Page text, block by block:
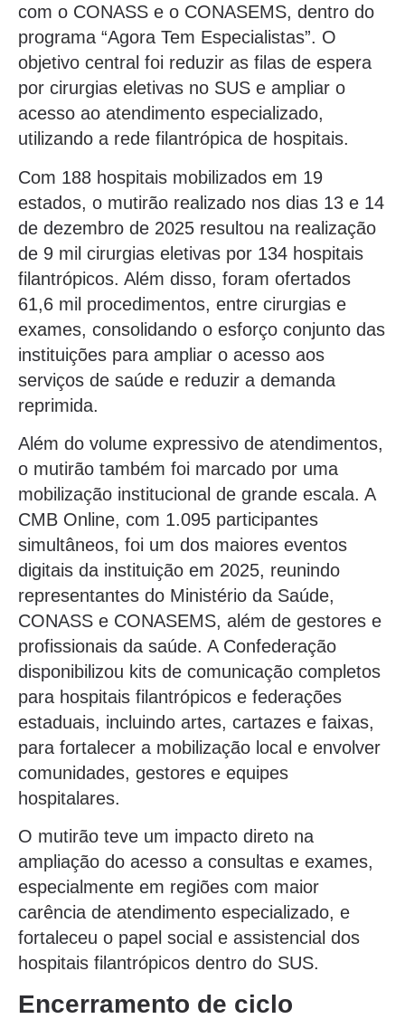
com o CONASS e o CONASEMS, dentro do
programa “Agora Tem Especialistas”. O
objetivo central foi reduzir as filas de espera
por cirurgias eletivas no SUS e ampliar o
acesso ao atendimento especializado,
utilizando a rede filantrópica de hospitais.
Com 188 hospitais mobilizados em 19
estados, o mutirão realizado nos dias 13 e 14
de dezembro de 2025 resultou na realização
de 9 mil cirurgias eletivas por 134 hospitais
filantrópicos. Além disso, foram ofertados
61,6 mil procedimentos, entre cirurgias e
exames, consolidando o esforço conjunto das
instituições para ampliar o acesso aos
serviços de saúde e reduzir a demanda
reprimida.
Além do volume expressivo de atendimentos,
o mutirão também foi marcado por uma
mobilização institucional de grande escala. A
CMB Online, com 1.095 participantes
simultâneos, foi um dos maiores eventos
digitais da instituição em 2025, reunindo
representantes do Ministério da Saúde,
CONASS e CONASEMS, além de gestores e
profissionais da saúde. A Confederação
disponibilizou kits de comunicação completos
para hospitais filantrópicos e federações
estaduais, incluindo artes, cartazes e faixas,
para fortalecer a mobilização local e envolver
comunidades, gestores e equipes
hospitalares.
O mutirão teve um impacto direto na
ampliação do acesso a consultas e exames,
especialmente em regiões com maior
carência de atendimento especializado, e
fortaleceu o papel social e assistencial dos
hospitais filantrópicos dentro do SUS.
Encerramento de ciclo